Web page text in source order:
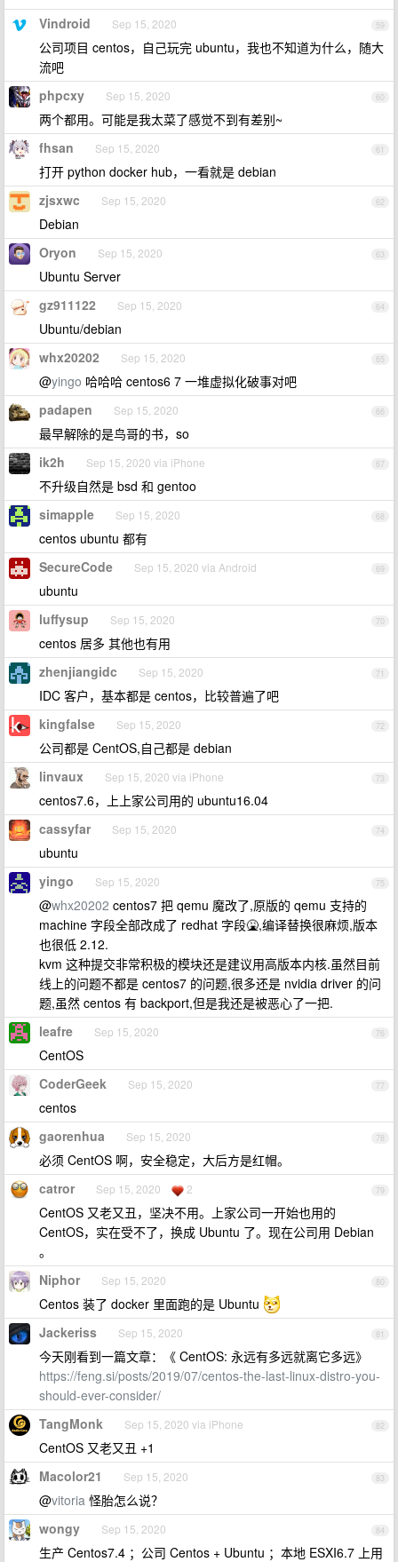
59
Vindroid Sep 15, 2020
公司项目 centos，自己玩完 ubuntu，我也不知道为什么，随大
流吧
60
phpcxy Sep 15, 2020
两个都用。可能是我太菜了感觉不到有差别~
61
fhsan Sep 15, 2020
打开 python docker hub，一看就是 debian
62
zjsxwc Sep 15, 2020
Debian
63
Oryon Sep 15, 2020
Ubuntu Server
64
gz911122 Sep 15, 2020
Ubuntu/debian
65
whx20202 Sep 15, 2020
@yingo 哈哈哈 centos6 7 一堆虚拟化破事对吧
66
padapen Sep 15, 2020
最早解除的是鸟哥的书，so
67
ik2h Sep 15, 2020 via iPhone
不升级自然是 bsd 和 gentoo
68
simapple Sep 15, 2020
centos ubuntu 都有
69
SecureCode Sep 15, 2020 via Android
ubuntu
70
luffysup Sep 15, 2020
centos 居多 其他也有用
71
zhenjiangidc Sep 15, 2020
IDC 客户，基本都是 centos，比较普遍了吧
72
kingfalse Sep 15, 2020
公司都是 CentOS,自己都是 debian
73
linvaux Sep 15, 2020 via iPhone
centos7.6，上上家公司用的 ubuntu16.04
74
cassyfar Sep 15, 2020
ubuntu
75
yingo Sep 15, 2020
@whx20202 centos7 把 qemu 魔改了,原版的 qemu 支持的
machine 字段全部改成了 redhat 字段🤮,编译替换很麻烦,版本
也很低 2.12.
kvm 这种提交非常积极的模块还是建议用高版本内核.虽然目前
线上的问题不都是 centos7 的问题,很多还是 nvidia driver 的问
题,虽然 centos 有 backport,但是我还是被恶心了一把.
76
leafre Sep 15, 2020
CentOS
77
CoderGeek Sep 15, 2020
centos
78
gaorenhua Sep 15, 2020
必须 CentOS 啊，安全稳定，大后方是红帽。
79
catror Sep 15, 2020 2
CentOS 又老又丑，坚决不用。上家公司一开始也用的
CentOS，实在受不了，换成 Ubuntu 了。现在公司用 Debian
。
80
Niphor Sep 15, 2020
Centos 装了 docker 里面跑的是 Ubuntu
81
Jackeriss Sep 15, 2020
今天刚看到一篇文章：《 CentOS: 永远有多远就离它多远》
https://feng.si/posts/2019/07/centos-the-last-linux-distro-you-
should-ever-consider/
82
TangMonk Sep 15, 2020 via iPhone
CentOS 又老又丑 +1
83
Macolor21 Sep 15, 2020
@vitoria 怪胎怎么说？
84
wongy Sep 15, 2020
生产 Centos7.4 ；公司 Centos + Ubuntu ；本地 ESXI6.7 上用